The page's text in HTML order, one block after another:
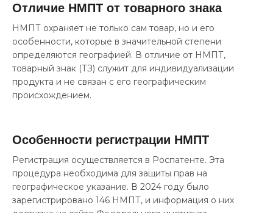
Отличие НМПТ от товарного знака
НМПТ охраняет не только сам товар, но и его
особенности, которые в значительной степени
определяются географией. В отличие от НМПТ,
товарный знак (ТЗ) служит для индивидуализации
продукта и не связан с его географическим
происхождением.
Особенности регистрации НМПТ
Регистрация осуществляется в Роспатенте. Эта
процедура необходима для защиты прав на
географическое указание. В 2024 году было
зарегистрировано 146 НМПТ, и информация о них